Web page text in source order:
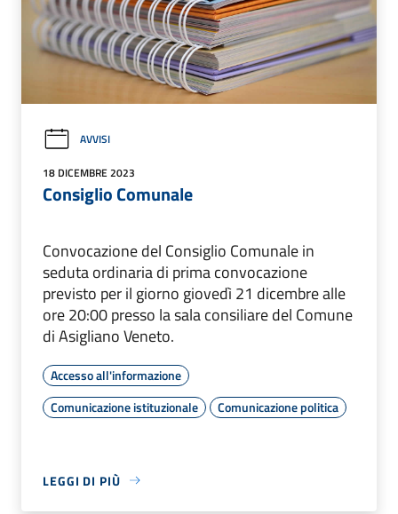
AVVISI
18 DICEMBRE 2023
Consiglio Comunale
Convocazione del Consiglio Comunale in
seduta ordinaria di prima convocazione
previsto per il giorno giovedì 21 dicembre alle
ore 20:00 presso la sala consiliare del Comune
di Asigliano Veneto.
Accesso all'informazione
Comunicazione istituzionale
Comunicazione politica
LEGGI DI PIÙ